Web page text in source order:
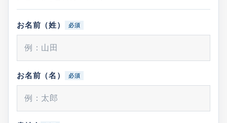
お名前（姓） 必須
お名前（名） 必須